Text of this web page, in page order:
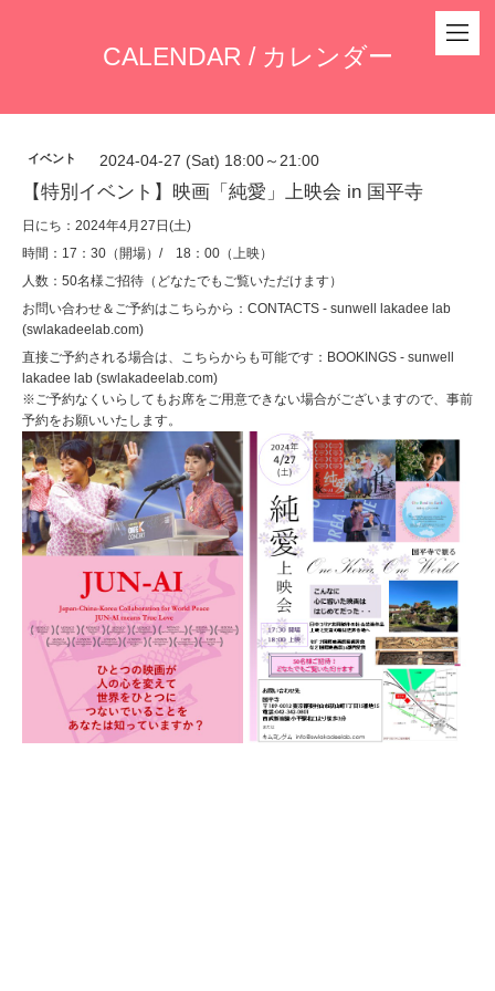
CALENDAR / カレンダー
イベント 2024-04-27 (Sat) 18:00～21:00
【特別イベント】映画「純愛」上映会 in 国平寺
日にち：2024年4月27日(土)
時間：17：30（開場）/ 18：00（上映）
人数：50名様ご招待（どなたでもご覧いただけます）
お問い合わせ＆ご予約はこちらから： CONTACTS - sunwell lakadee lab
(swlakadeelab.com)
直接ご予約される場合は、こちらからも可能です： BOOKINGS - sunwell
lakadee lab (swlakadeelab.com)
※ ご予約なくいらしてもお席をご用意できない場合がございますので、事前
予約をお願いいたします。